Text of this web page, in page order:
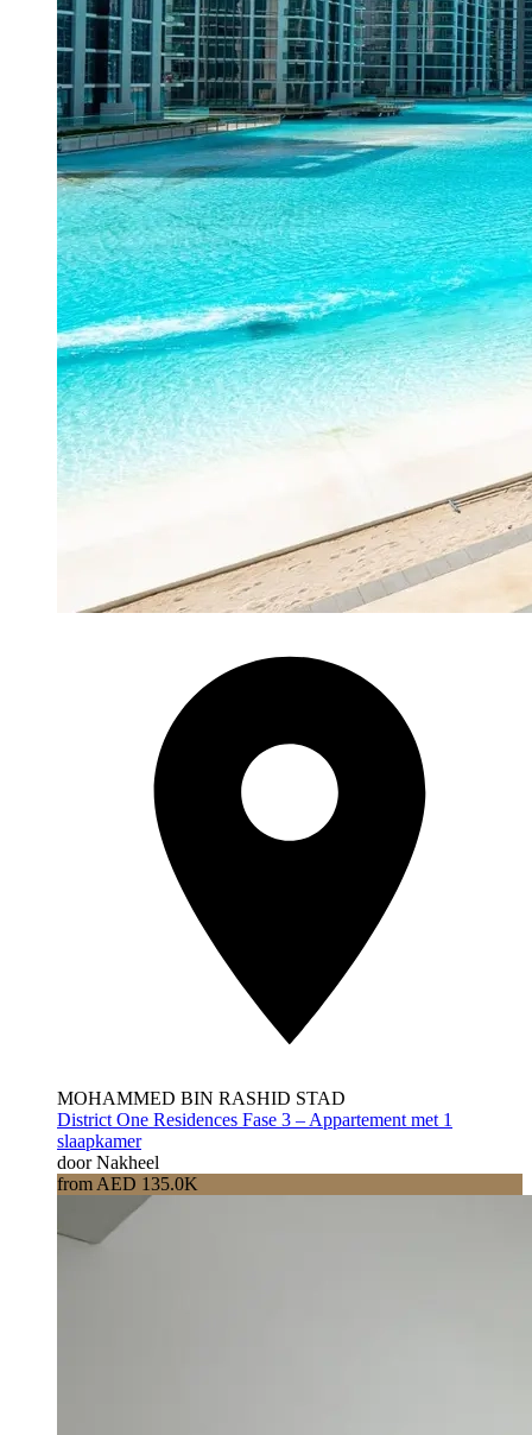
MOHAMMED BIN RASHID STAD
District One Residences Fase 3 – Appartement met 1
slaapkamer
door Nakheel
from AED 135.0K